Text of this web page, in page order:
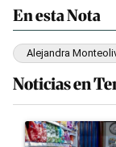
En esta Nota
Alejandra
Noticias en
Este listado
Un artículo de